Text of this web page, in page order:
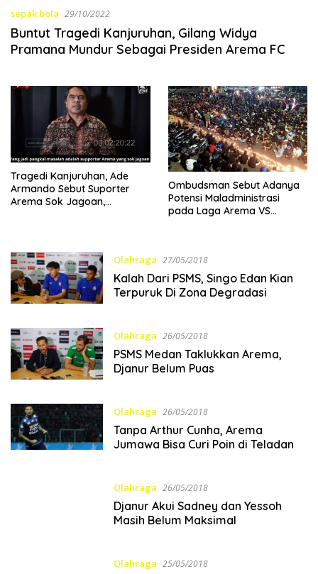
sepak bola 29/10/2022
Buntut Tragedi Kanjuruhan, Gilang Widya
Pramana Mundur Sebagai Presiden Arema FC
Tragedi Kanjuruhan, Ade
Armando Sebut Suporter
Arema Sok Jagoan,
Ombudsman Sebut Adanya
Potensi Maladministrasi
pada Laga Arema VS
Olahraga 27/05/2018
Kalah Dari PSMS, Singo Edan Kian
Terpuruk Di Zona Degradasi
Olahraga 26/05/2018
PSMS Medan Taklukkan Arema,
Djanur Belum Puas
Olahraga 26/05/2018
Tanpa Arthur Cunha, Arema
Jumawa Bisa Curi Poin di Teladan
Olahraga 26/05/2018
Djanur Akui Sadney dan Yessoh
Masih Belum Maksimal
Olahraga 25/05/2018